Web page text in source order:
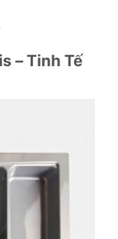
– Tinh Tế